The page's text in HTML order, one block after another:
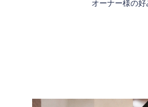
オーナー様の